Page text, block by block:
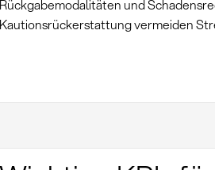
Rückgabemodalitäten und
Kautionsrückerstattung vermeiden